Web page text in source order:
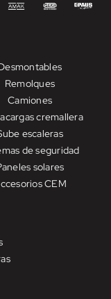
Remolques
Camiones
cremallera
escaleras
de seguridad
solares
CEM